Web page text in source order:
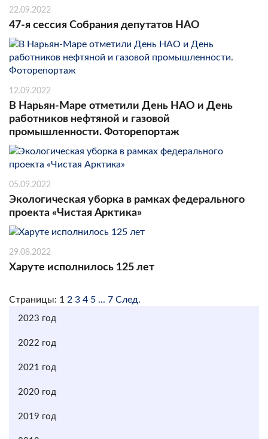
22.09.2022
47-я сессия Собрания депутатов НАО
12.09.2022
В Нарьян-Маре отметили День НАО и День
работников нефтяной и газовой
промышленности. Фоторепортаж
05.09.2022
Экологическая уборка в рамках федерального
проекта «Чистая Арктика»
29.08.2022
Харуте исполнилось 125 лет
Страницы: 1 2 3 4 5 ... 7 След.
2023 год
2022 год
2021 год
2020 год
2019 год